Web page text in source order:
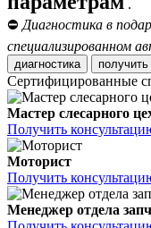
.
⛔ Диагностика в
специализированном
диагностика
Сертифицированные
Мастер слесарного
Получить
Моторист
Получить
Менеджер отдела